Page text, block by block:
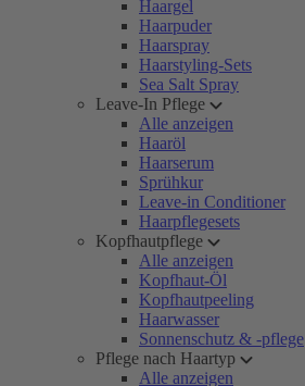
Haargel
Haarpuder
Haarspray
Haarstyling-Sets
Sea Salt Spray
Leave-In Pflege
Alle anzeigen
Haaröl
Haarserum
Sprühkur
Leave-in Conditioner
Haarpflegesets
Kopfhautpflege
Alle anzeigen
Kopfhaut-Öl
Kopfhautpeeling
Haarwasser
Sonnenschutz & -pflege
Pflege nach Haartyp
Alle anzeigen